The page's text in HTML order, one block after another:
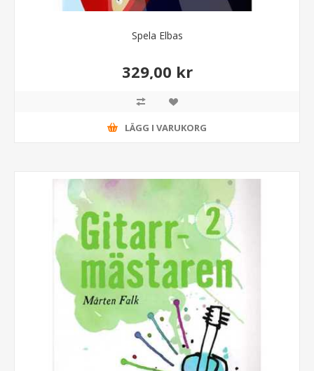
Spela Elbas
329,00 kr
LÄGG I VARUKORG